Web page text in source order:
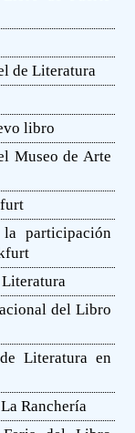
de Literatura
libro
Museo de Arte
participación
del Libro
Literatura en
Ranchería